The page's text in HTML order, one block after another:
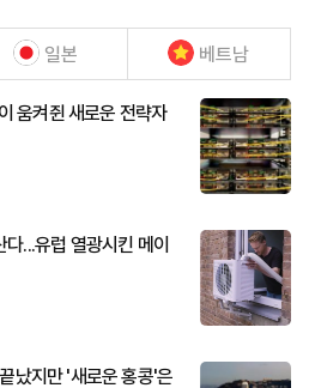
일본 베트남
움켜쥔 새로운 전략자
...유럽 열광시킨 메이
났지만 '새로운 홍콩'은